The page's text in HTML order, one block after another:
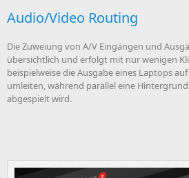
Audio/Video Routing
Die Zuweiung von A/V Eingängen und
übersichtlich und erfolgt mit nur wenigen
beispielweise die Ausgabe eines Laptops
umleiten, während parallel eine
abgespielt wird.